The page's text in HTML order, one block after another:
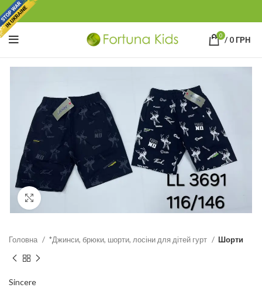
0 / 0ГРН
Головна *Джинси, брюки, шорти, лосіни для дітей гурт Шорти
Sincere